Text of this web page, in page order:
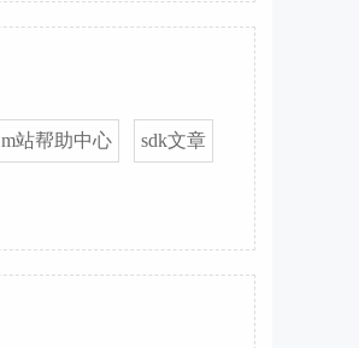
m站帮助中心 sdk文章